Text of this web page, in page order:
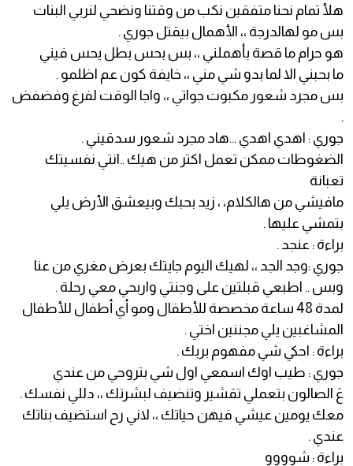
هلأ تمام نحنا متفقين نكب من وقتنا ونضحي لنربي البنات
بس مو لهالدرجة ،، الأهمال بيقتل جوري .
هو حرام ما قصة بأهملني ،، بس بحس بطل يحس فيني
ما بحبني الا لما بدو شي مني ،، خايفة كون عم اظلمو .
بس مجرد شعور مكبوت جواتي ،، واجا الوقت لفرغ وفضفض
.
جوري : اهدي اهدي ...هاد مجرد شعور سدقيني .
الضغوطات ممكن تعمل اكتر من هيك ..انتي نفسيتك
تعبانة
مافيشي من هالكلام، ، زيد بحبك وبيعشق الأرض يلي
بتمشي عليها .
براءة : عنجد .
جوري :وجد الجد ،، لهيك اليوم جايتك بعرض مغري من عنا
وبس .. اطبعي قبلتين على وجنتي واربحي معي رحلة .
لمدة 48 ساعة مخصصة للأطفال ومو أي أطفال للأطفال
المشاغبين يلي مجننين اختي .
براءة : احكي شي مفهوم بربك .
جوري : طيب اوك اسمعي اول شي بتروحي من عندي
عَ الصالون بتعملي تقشير وتنضيف لبشرتك ،، دللي نفسك .
معك يومين عيشي فيهن حياتك ،، لاني رح استضيف بناتك
عندي .
براءة : شوووو